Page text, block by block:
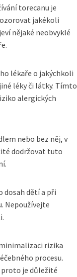
torecanu je
jakékoli
nějaké neobvyklé
lékaře o jakýchkoli
léky či látky. Tímto
alergických
nebo bez něj, v
dodržovat tuto
dosah dětí a při
Nepoužívejte
rizika
procesu.
proto je důležité